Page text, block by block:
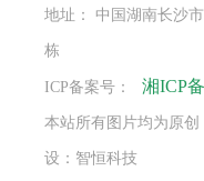
地址： 中国湖南长沙
栋
ICP备案号： 湘ICP
本站所有图片均为原
设：智恒科技